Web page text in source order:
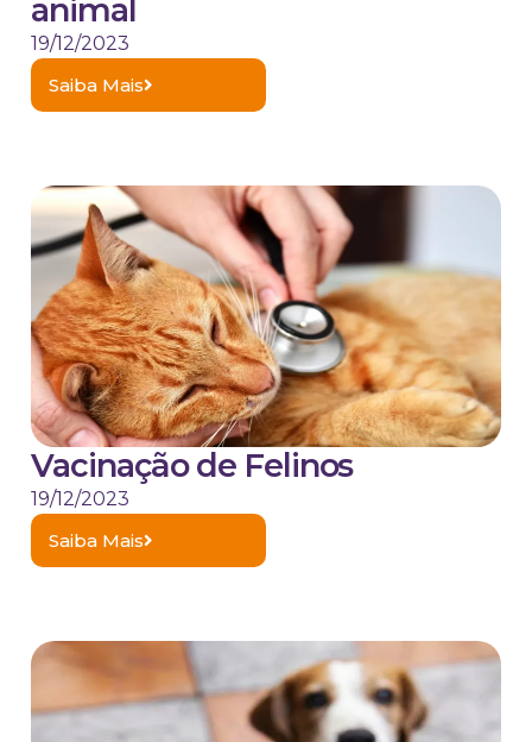
animal
19/12/2023
Saiba Mais
Vacinação de Felinos
19/12/2023
Saiba Mais